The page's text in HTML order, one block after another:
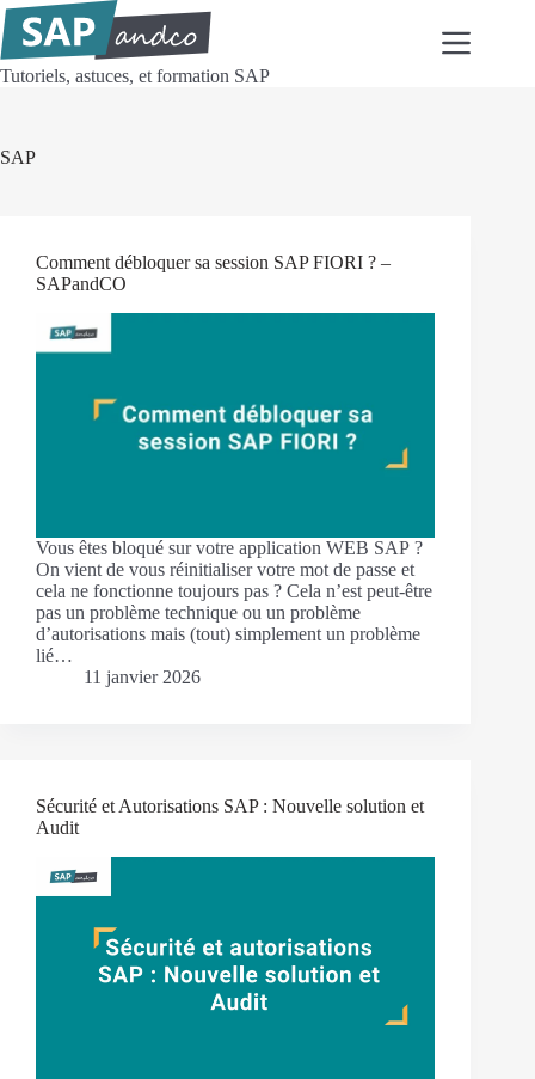
Passer
au
contenu
Tutoriels, astuces, et formation SAP
SAP
Comment débloquer sa session SAP FIORI ? –
SAPandCO
Vous êtes bloqué sur votre application WEB SAP ?
On vient de vous réinitialiser votre mot de passe et
cela ne fonctionne toujours pas ? Cela n’est peut-être
pas un problème technique ou un problème
d’autorisations mais (tout) simplement un problème
lié…
11 janvier 2026
Sécurité et Autorisations SAP : Nouvelle solution et
Audit